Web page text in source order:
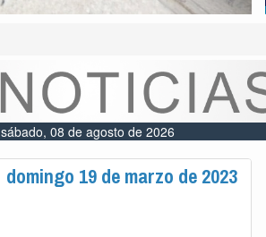
sábado, 08 de agosto de 2026
domingo 19 de marzo de 2023